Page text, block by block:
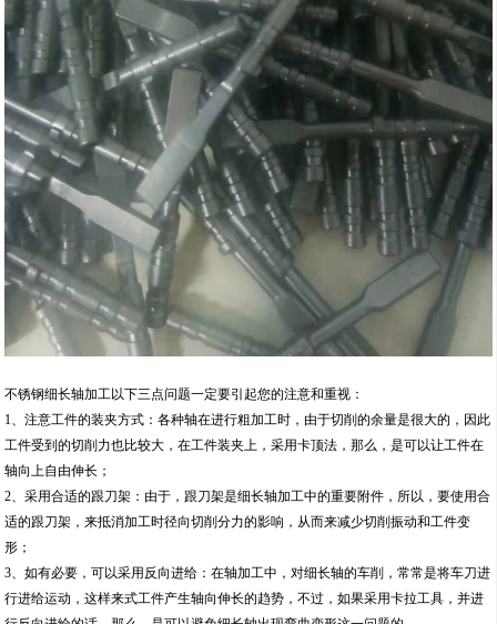
不锈钢细长轴加工以下三点问题一定要引起您的注意和重视：
1、注意工件的装夹方式：各种轴在进行粗加工时，由于切削的余量是很大的，因此
工件受到的切削力也比较大，在工件装夹上，采用卡顶法，那么，是可以让工件在
轴向上自由伸长；
2、采用合适的跟刀架：由于，跟刀架是细长轴加工中的重要附件，所以，要使用合
适的跟刀架，来抵消加工时径向切削分力的影响，从而来减少切削振动和工件变
形；
3、如有必要，可以采用反向进给：在轴加工中，对细长轴的车削，常常是将车刀进
行进给运动，这样来式工件产生轴向伸长的趋势，不过，如果采用卡拉工具，并进